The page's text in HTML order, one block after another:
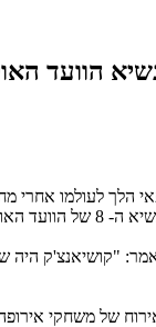
הוועד
הלך לעולמו אחרי
"קושיאנצ'ק